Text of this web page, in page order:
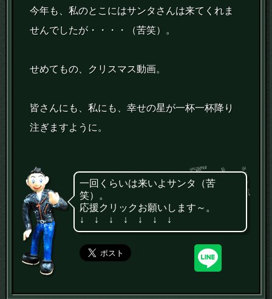
今年も、私のとこにはサンタさんは来てくれま
せんでしたが・・・・（苦笑）。
せめてもの、クリスマス動画。
皆さんにも、私にも、幸せの星が一杯一杯降り
注ぎますように。
一回くらいは来いよサンタ（苦
笑）。
応援クリックお願いします～。
↓ ↓ ↓ ↓ ↓ ↓ ↓